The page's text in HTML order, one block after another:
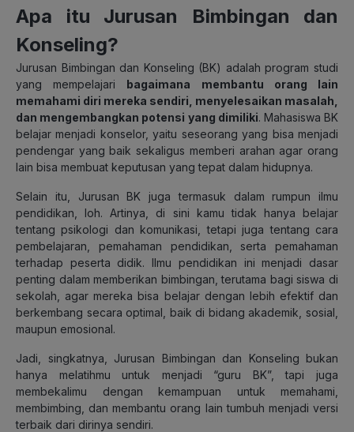
Apa itu Jurusan Bimbingan dan
Konseling?
Jurusan Bimbingan dan Konseling (BK) adalah program studi
yang mempelajari bagaimana membantu orang lain
memahami diri mereka sendiri, menyelesaikan masalah,
dan mengembangkan potensi yang dimiliki. Mahasiswa BK
belajar menjadi konselor, yaitu seseorang yang bisa menjadi
pendengar yang baik sekaligus memberi arahan agar orang
lain bisa membuat keputusan yang tepat dalam hidupnya.
Selain itu, Jurusan BK juga termasuk dalam rumpun ilmu
pendidikan, loh. Artinya, di sini kamu tidak hanya belajar
tentang psikologi dan komunikasi, tetapi juga tentang cara
pembelajaran, pemahaman pendidikan, serta pemahaman
terhadap peserta didik. Ilmu pendidikan ini menjadi dasar
penting dalam memberikan bimbingan, terutama bagi siswa di
sekolah, agar mereka bisa belajar dengan lebih efektif dan
berkembang secara optimal, baik di bidang akademik, sosial,
maupun emosional.
Jadi, singkatnya, Jurusan Bimbingan dan Konseling bukan
hanya melatihmu untuk menjadi “guru BK”, tapi juga
membekalimu dengan kemampuan untuk memahami,
membimbing, dan membantu orang lain tumbuh menjadi versi
terbaik dari dirinya sendiri.